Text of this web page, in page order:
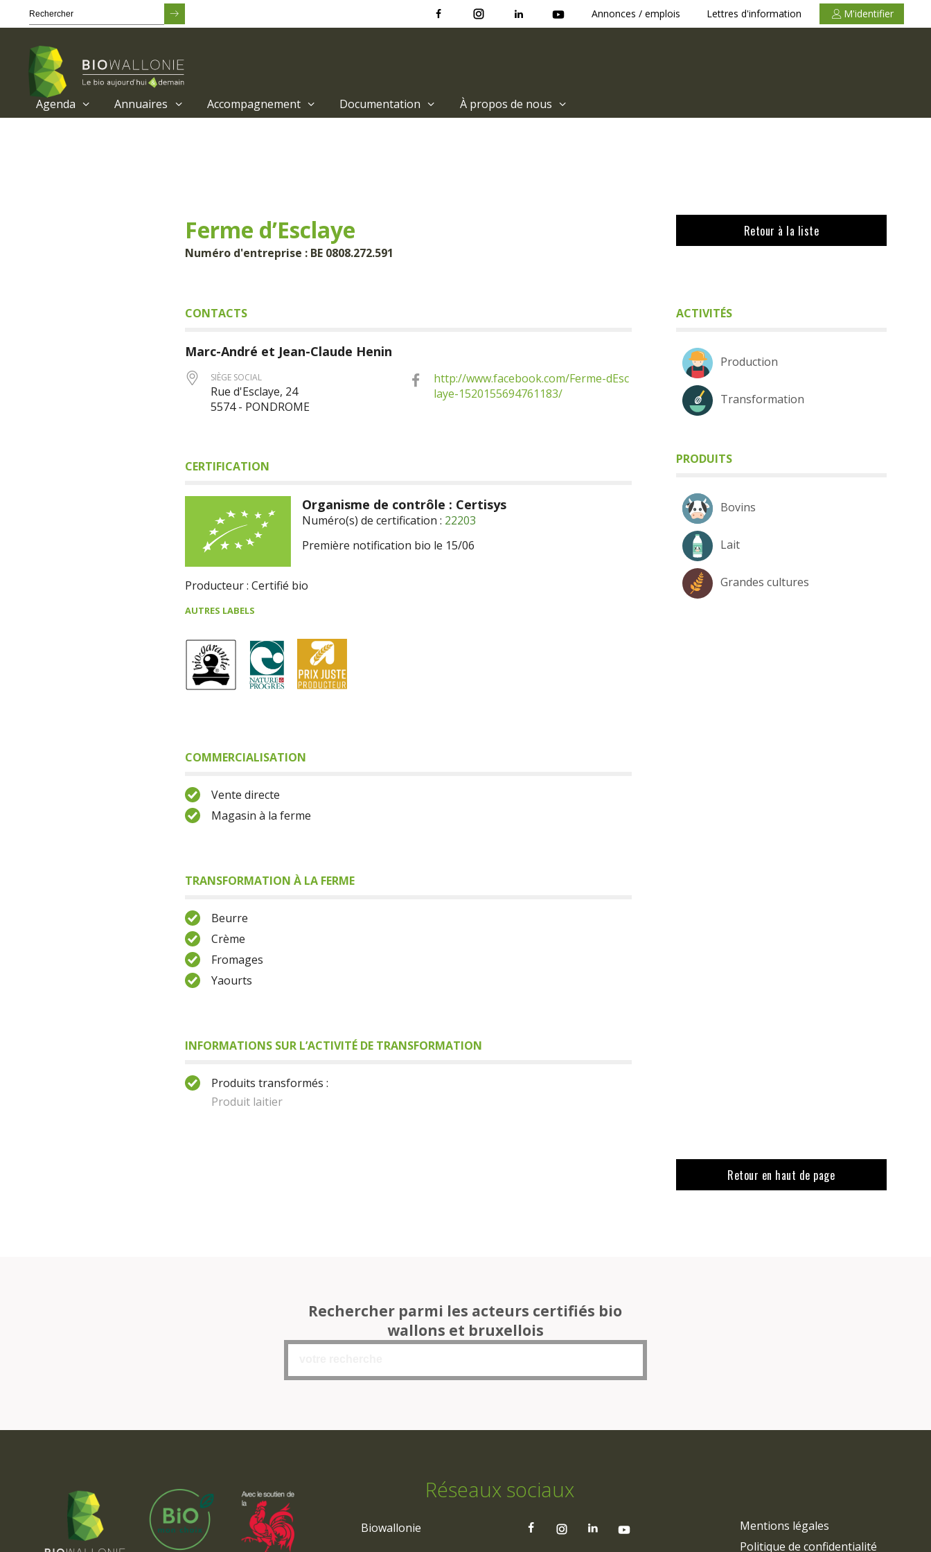
Annonces / emplois Lettres d'information M'identifier
Agenda Annuaires Accompagnement Documentation À propos de nous
Ferme d’Esclaye
Numéro d'entreprise : BE 0808.272.591
CONTACTS
Marc-André et Jean-Claude Henin
SIÈGE SOCIAL
Rue d'Esclaye, 24
5574 - PONDROME
http://www.facebook.com/Ferme-dEsc
laye-1520155694761183/
CERTIFICATION
Organisme de contrôle : Certisys
Numéro(s) de certification : 22203
Première notification bio le 15/06
Producteur : Certifié bio
AUTRES LABELS
COMMERCIALISATION
Vente directe
Magasin à la ferme
TRANSFORMATION À LA FERME
Beurre
Crème
Fromages
Yaourts
INFORMATIONS SUR L’ACTIVITÉ DE TRANSFORMATION
Produits transformés :
Produit laitier
Retour à la liste
ACTIVITÉS
Production
Transformation
PRODUITS
Bovins
Lait
Grandes cultures
Retour en haut de page
Rechercher parmi les acteurs certifiés bio
wallons et bruxellois
Réseaux sociaux
Biowallonie
Mentions légales
Politique de confidentialité